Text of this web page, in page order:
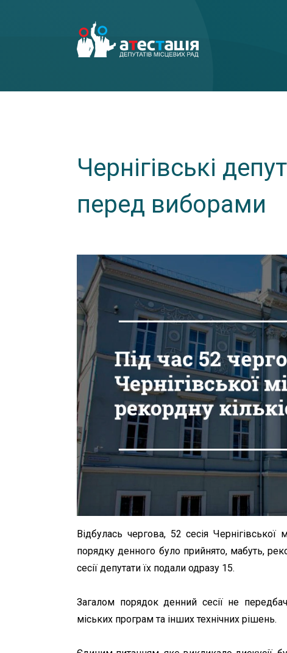
Чернігівські
перед виборами
Відбулась чергова, 52 сесія
порядку денного було прийнято, мабуть,
сесії депутати їх подали одразу 15.
Загалом порядок денний сесії не
міських програм та інших технічних рішень.